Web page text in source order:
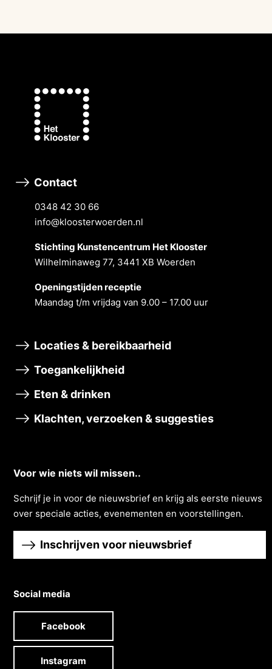
Contact
0348 42 30 66
info@kloosterwoerden.nl
Stichting Kunstencentrum Het Klooster
Wilhelminaweg 77, 3441 XB Woerden
Openingstĳden receptie
Maandag t/m vrĳdag van 9.00 – 17.00 uur
Locaties & bereikbaarheid
Toegankelijkheid
Eten & drinken
Klachten, verzoeken & suggesties
Voor wie niets wil missen..
Schrĳf je in voor de nieuwsbrief en krĳg als eerste nieuws
over speciale acties, evenementen en voorstellingen.
Inschrijven voor nieuwsbrief
Social media
Facebook
Instagram